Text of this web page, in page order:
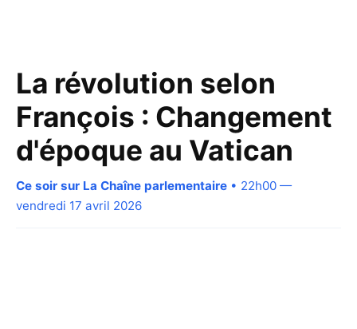
La révolution selon
François : Changement
d'époque au Vatican
Ce soir sur La Chaîne parlementaire • 22h00 —
vendredi 17 avril 2026